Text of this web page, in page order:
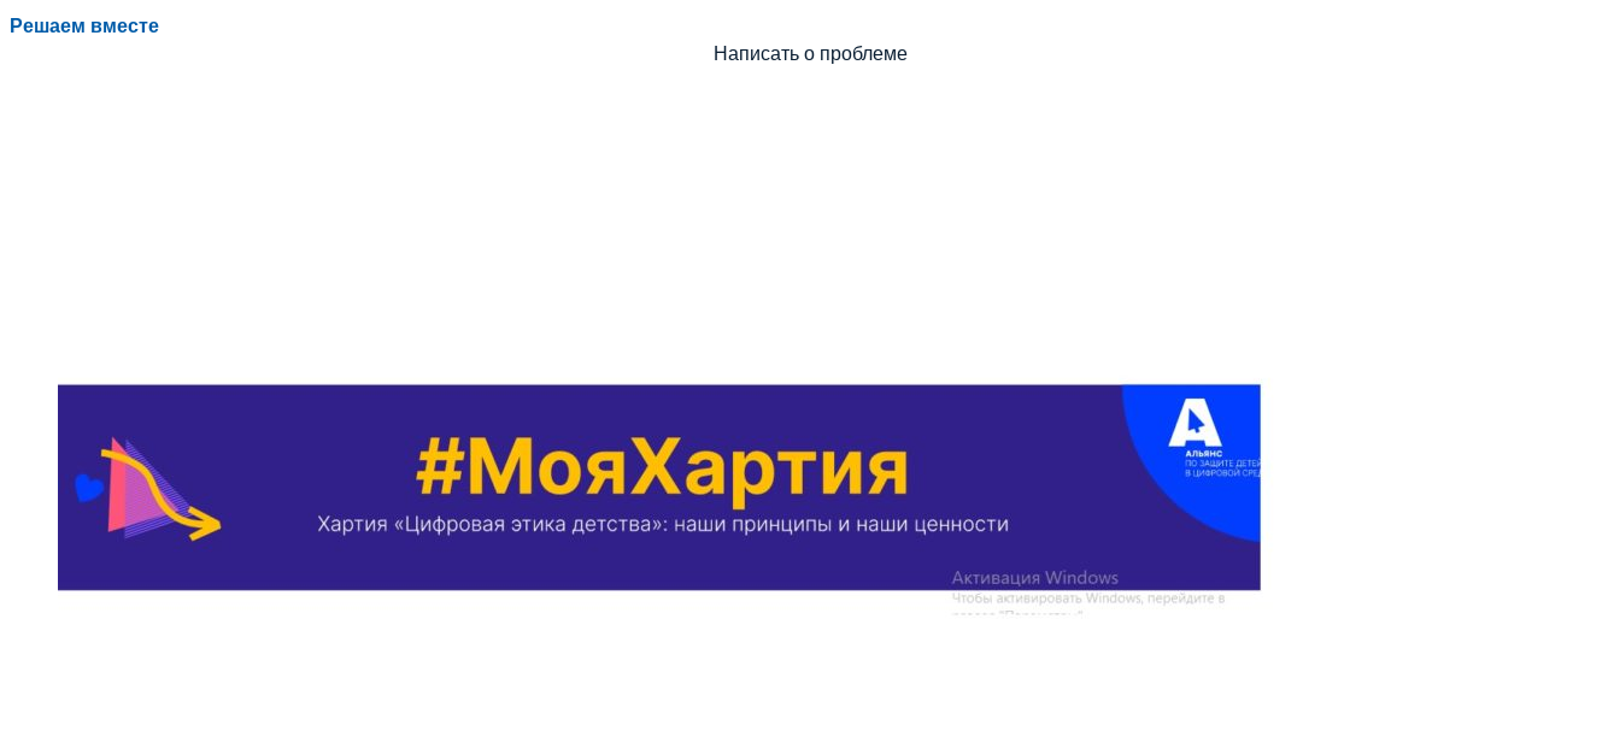
Решаем вместе
Написать о проблеме